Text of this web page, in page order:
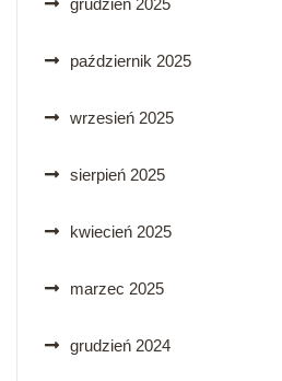
grudzień 2025
październik 2025
wrzesień 2025
sierpień 2025
kwiecień 2025
marzec 2025
grudzień 2024